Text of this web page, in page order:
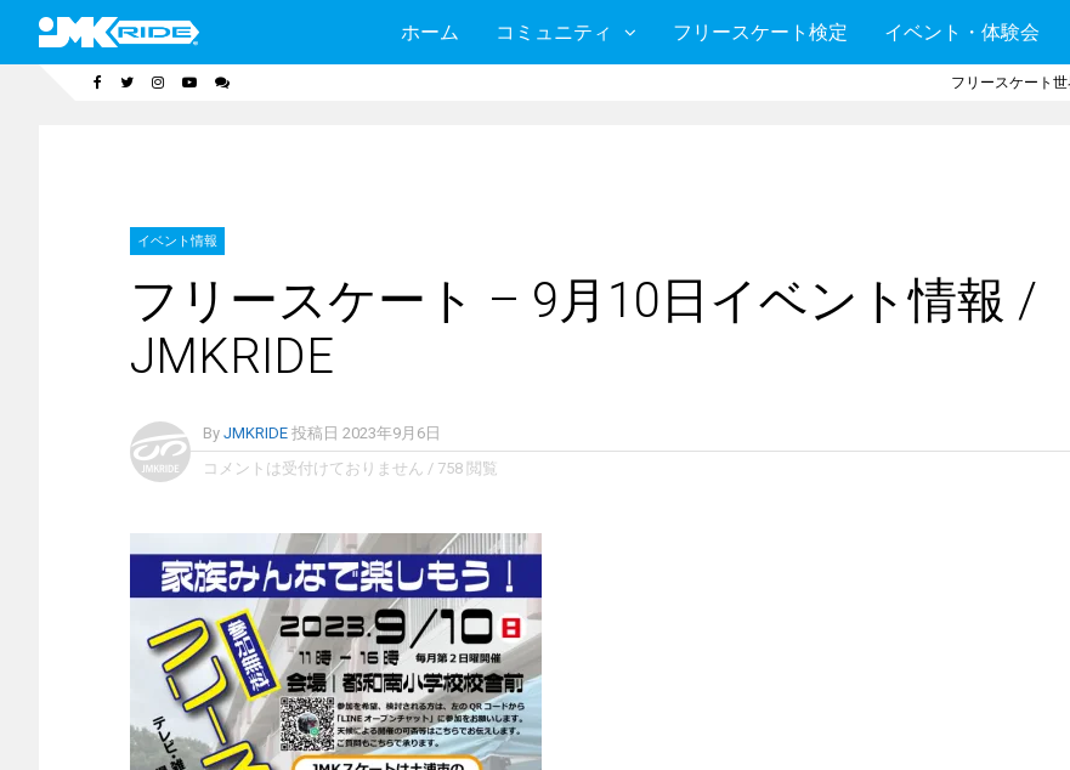
ホーム コミュニティ フリースケート検定 イベント・体験会
フリースケート
イベント情報
フリースケート – 9月10日イベント情報 /
JMKRIDE
By JMKRIDE 投稿日 2023年9月6日
コメントは受付けておりません / 758 閲覧